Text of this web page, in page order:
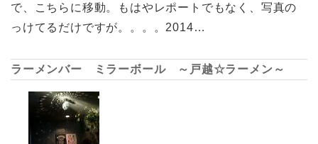
で、こちらに移動。もはやレポートでもなく、写真の
っけてるだけですが。。。。2014…
ラーメンバー ミラーボール ～戸越☆ラーメン～